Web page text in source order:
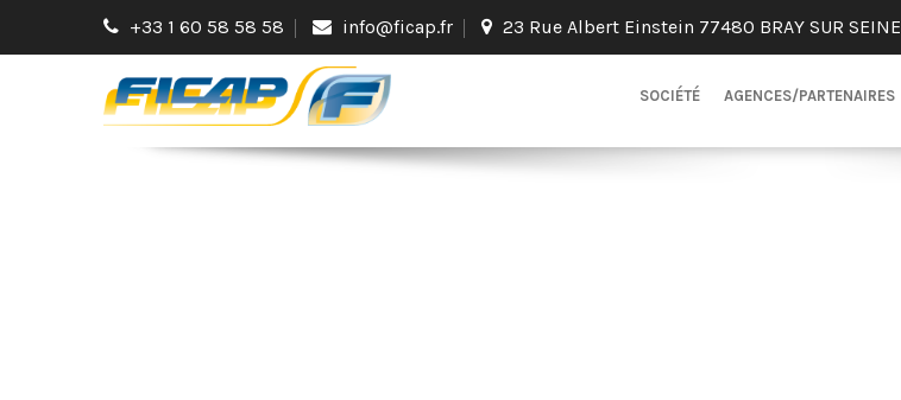
+33 1 60 58 58 58 info@ficap.fr 23 Rue Albert Einstein 77480 BRAY SUR SEINE
SOCIÉTÉ AGENCES/PARTENAIRES